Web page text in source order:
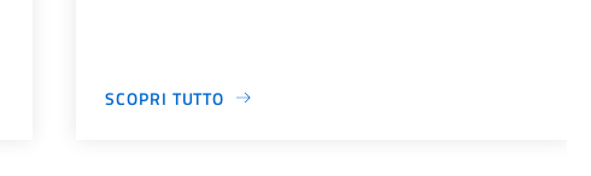
SCOPRI TUTTO